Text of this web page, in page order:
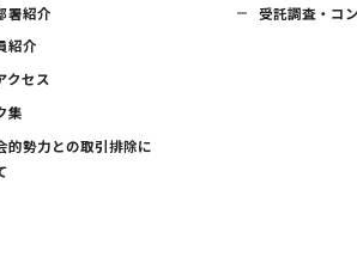
署紹介
紹介
クセス
集
的勢力との取引排除に
受託調査・コ